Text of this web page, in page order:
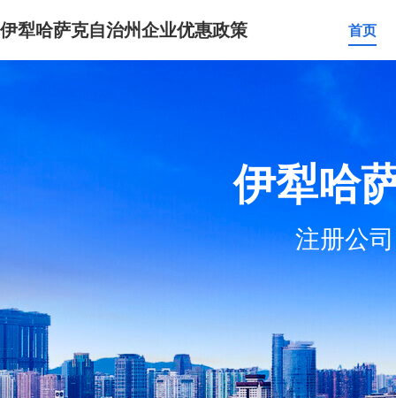
伊犁哈萨克自治州企业优惠政策 首页
伊犁哈
注册公